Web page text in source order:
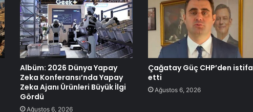
Albüm: 2026 Dünya Yapay
Zeka Konferansı’nda Yapay
Zeka Ajanı Ürünleri Büyük İlgi
Gördü
Ağustos 6, 2026
Çağatay Güç CHP’den istifa
etti
Ağustos 6, 2026